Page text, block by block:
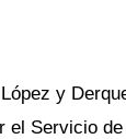
y
Servicio